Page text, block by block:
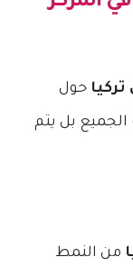
حول
الجميع بل يتم
من النمط